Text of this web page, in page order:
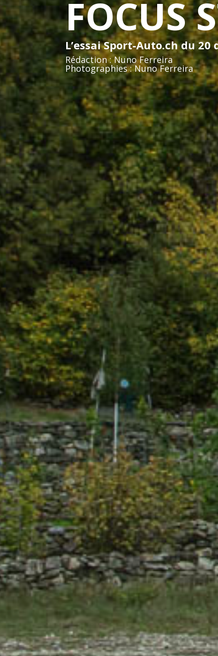
FOCUS
L’essai Sport-Auto.ch du 20
Rédaction : Nuno Ferreira
Photographies : Nuno Ferreira